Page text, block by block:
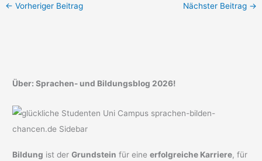
← Vorheriger Beitrag Nächster Beitrag →
Über: Sprachen- und Bildungsblog 2026!
Bildung ist derGrundstein für eineerfolgreiche Karriere, für